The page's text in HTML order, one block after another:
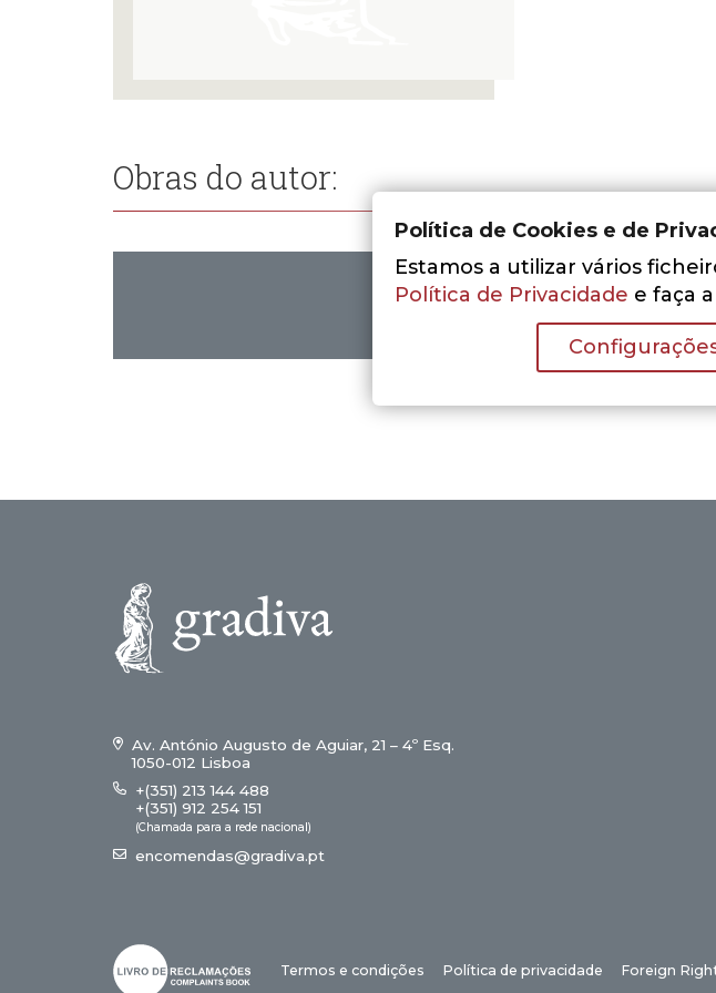
Obras do autor:
Nenhum
Av. António Augusto de Aguiar, 21 – 4º Esq.
1050-012 Lisboa
+(351) 213 144 488
+(351) 912 254 151
(Chamada para a rede nacional)
encomendas@gradiva.pt
Termos e condições Política de privacidade Foreign
Política de Cookies e de
Estamos a utilizar vários
Política de Privacidade e faça